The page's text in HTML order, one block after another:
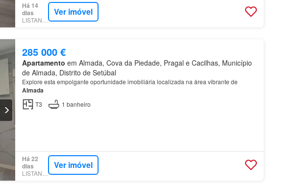
Há 14
dias
Ver imóvel
285 000 €
Apartamento em Almada, Cova da Piedade, Pragal e Cacilhas, Município
de Almada, Distrito de Setúbal
Explore esta empolgante oportunidade imobiliária localizada na área vibrante de
Almada
T3 1 banheiro
Há 22
dias
Ver imóvel